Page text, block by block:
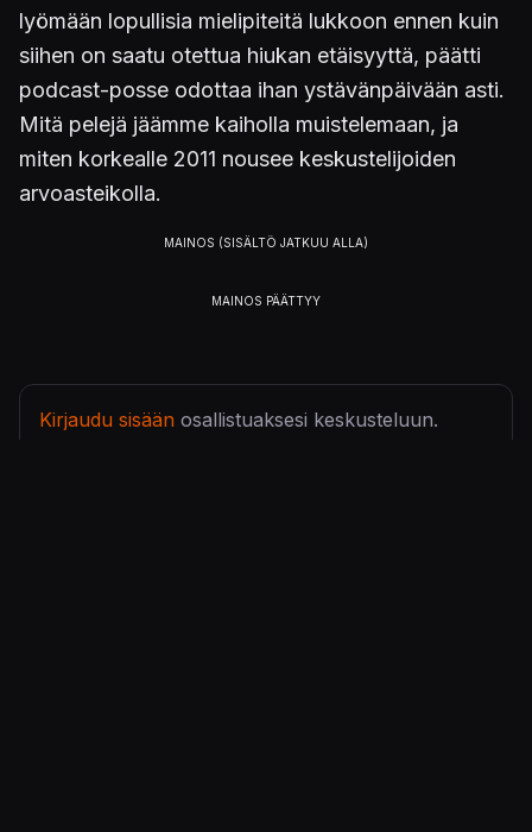
lyömään lopullisia mielipiteitä lukkoon ennen kuin
siihen on saatu otettua hiukan etäisyyttä, päätti
podcast-posse odottaa ihan ystävänpäivään asti.
Mitä pelejä jäämme kaiholla muistelemaan, ja
miten korkealle 2011 nousee keskustelijoiden
arvoasteikolla.
Kirjaudu sisään osallistuaksesi keskusteluun.